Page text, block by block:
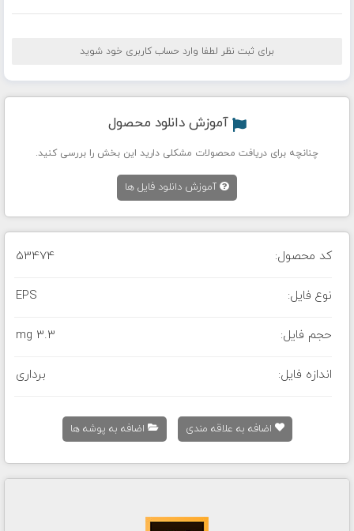
برای ثبت نظر لطفا وارد حساب کاربری خود شوید
آموزش دانلود محصول
چنانچه برای دریافت محصولات مشکلی دارید این بخش را بررسی کنید.
آموزش دانلود فایل ها
کد محصول: 53474
نوع فایل: EPS
حجم فایل: 3.3 mg
اندازه فایل: برداری
اضافه به علاقه مندی اضافه به پوشه ها